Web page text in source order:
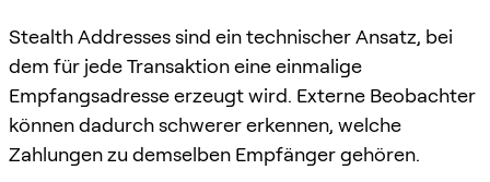
Stealth Addresses sind ein technischer Ansatz, bei
dem für jede Transaktion eine einmalige
Empfangsadresse erzeugt wird. Externe Beobachter
können dadurch schwerer erkennen, welche
Zahlungen zu demselben Empfänger gehören.